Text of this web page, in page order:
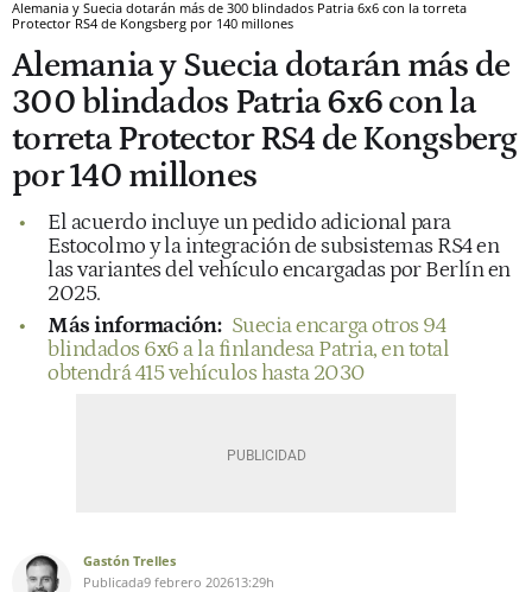
Alemania y Suecia dotarán más de 300 blindados Patria 6x6 con la torreta
Protector RS4 de Kongsberg por 140 millones
Alemania y Suecia dotarán más de
300 blindados Patria 6x6 con la
torreta Protector RS4 de Kongsberg
por 140 millones
El acuerdo incluye un pedido adicional para
Estocolmo y la integración de subsistemas RS4 en
las variantes del vehículo encargadas por Berlín en
2025.
Más información: Suecia encarga otros 94
blindados 6x6 a la finlandesa Patria, en total
obtendrá 415 vehículos hasta 2030
Gastón Trelles
Publicada9 febrero 202613:29h